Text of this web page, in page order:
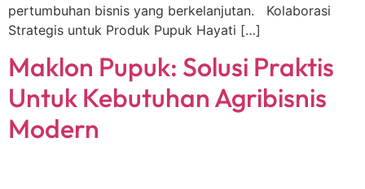
pertumbuhan bisnis yang berkelanjutan. Kolaborasi
Strategis untuk Produk Pupuk Hayati […]
Maklon Pupuk: Solusi Praktis
Untuk Kebutuhan Agribisnis
Modern